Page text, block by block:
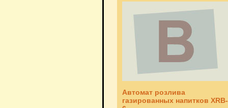
Автомат розлива
газированных напитков XRB-